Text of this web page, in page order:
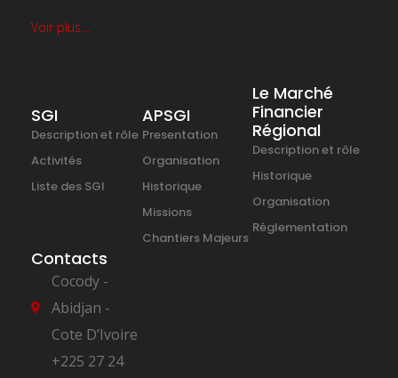
Voir plus…
SGI
Description et rôle
Activités
Liste des SGI
APSGI
Presentation
Organisation
Historique
Missions
Chantiers Majeurs
Le Marché
Financier
Régional
Description et rôle
Historique
Organisation
Réglementation
Contacts
Cocody -
Abidjan -
Cote D’Ivoire
+225 27 24